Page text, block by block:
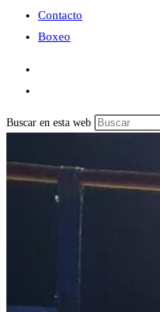
Contacto
Boxeo
Buscar en esta web